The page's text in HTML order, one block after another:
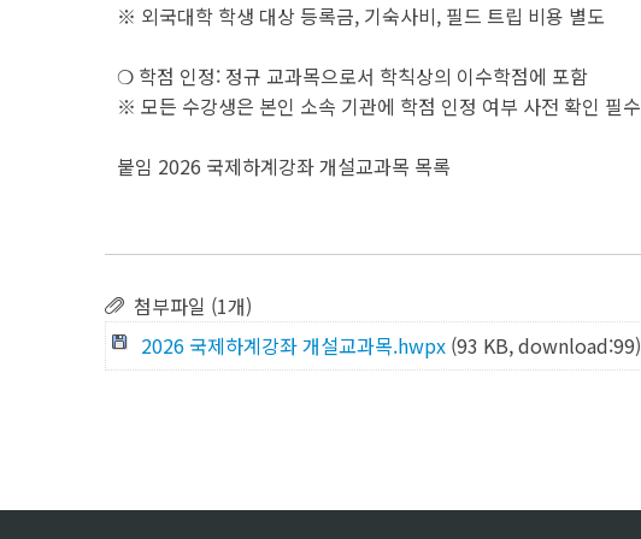
※ 외국대학 학생 대상 등록금, 기숙사비, 필드 트립 비용 별도
❍ 학점 인정: 정규 교과목으로서 학칙상의 이수학점에 포함
※ 모든 수강생은 본인 소속 기관에 학점 인정 여부 사전 확인 필수
붙임 2026 국제하계강좌 개설교과목 목록
첨부파일 (1개)
2026 국제하계강좌 개설교과목.hwpx (93 KB, download:99)